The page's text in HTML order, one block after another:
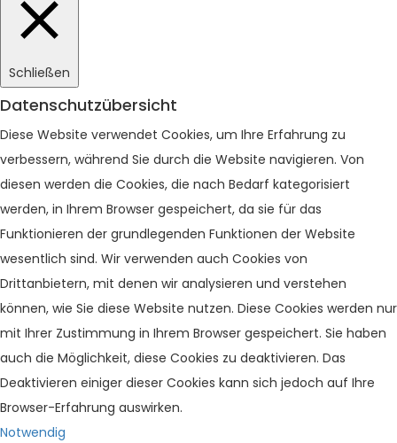
Schließen
Datenschutzübersicht
Diese Website verwendet Cookies, um Ihre Erfahrung zu
verbessern, während Sie durch die Website navigieren. Von
diesen werden die Cookies, die nach Bedarf kategorisiert
werden, in Ihrem Browser gespeichert, da sie für das
Funktionieren der grundlegenden Funktionen der Website
wesentlich sind. Wir verwenden auch Cookies von
Drittanbietern, mit denen wir analysieren und verstehen
können, wie Sie diese Website nutzen. Diese Cookies werden nur
mit Ihrer Zustimmung in Ihrem Browser gespeichert. Sie haben
auch die Möglichkeit, diese Cookies zu deaktivieren. Das
Deaktivieren einiger dieser Cookies kann sich jedoch auf Ihre
Browser-Erfahrung auswirken.
Notwendig